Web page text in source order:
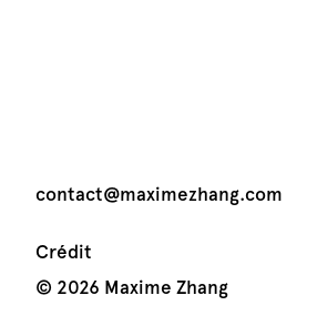
Plus d’information
© 2026 Maxime Zhang
Crédit
contact@maximezhang.com